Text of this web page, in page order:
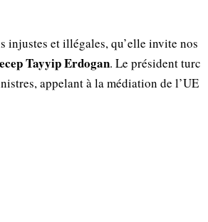
injustes et illégales, qu’elle invite nos
Tayyip Erdogan. Le président turc
appelant à la médiation de l’UE